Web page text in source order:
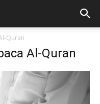
Quran
Al-Quran